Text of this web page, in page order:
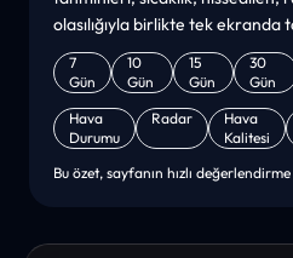
olasılığıyla birlikte tek ekranda
7
Gün
10
Gün
15
Gün
30
Gün
Hava
Durumu
Radar
Hava
Kalitesi
Bu özet, sayfanın hızlı